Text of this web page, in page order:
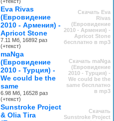
(+текст)
Eva Rivas
(Евровидение
2010 - Армения) -
Apricot Stone
7.11 Мб, 16892 раз
(+текст)
Скачать Eva
Rivas
(Евровидение
2010 - Армения) -
Apricot Stone
бесплатно в mp3
maNga
(Евровидение
2010 - Турция) -
We could be the
same
6.98 Мб, 16528 раз
(+текст)
Скачать maNga
(Евровидение
2010 - Турция) -
We could be the
same бесплатно
в mp3
Sunstroke Project
& Olia Tira
Скачать
Sunstroke Project